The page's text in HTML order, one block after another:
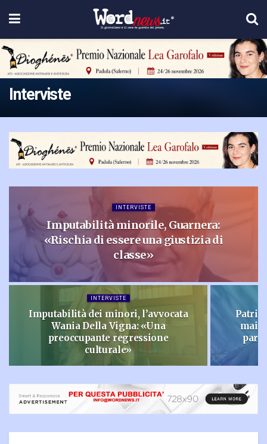
Interviste
INTERVISTE
Imputabilità minorile, Guarnera:
«Rischia di essere una giustizia di
classe»
INTERVISTE
Imputabilità dei minori, l’avvocata
Wania Della Vigna: «Una
preoccupante regressione
culturale»
mai